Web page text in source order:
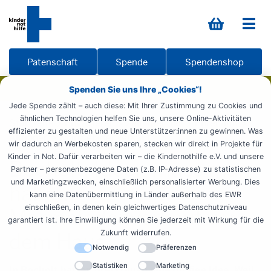
Spenden Sie uns Ihre „Cookies“!
Jede Spende zählt – auch diese: Mit Ihrer Zustimmung zu Cookies und
ähnlichen Technologien helfen Sie uns, unsere Online-Aktivitäten
effizienter zu gestalten und neue Unterstützer:innen zu gewinnen. Was
wir dadurch an Werbekosten sparen, stecken wir direkt in Projekte für
Kinder in Not. Dafür verarbeiten wir – die Kindernothilfe e.V. und unsere
Partner – personenbezogene Daten (z.B. IP-Adresse) zu statistischen
und Marketingzwecken, einschließlich personalisierter Werbung. Dies
kann eine Datenübermittlung in Länder außerhalb des EWR
einschließen, in denen kein gleichwertiges Datenschutzniveau
garantiert ist. Ihre Einwilligung können Sie jederzeit mit Wirkung für die
Zukunft widerrufen.
Notwendig Präferenzen
Statistiken Marketing
Patenschaft Spende Spendenshop
Startseite Engagieren Zeit spenden
Ehrenamt
Aktionen
Marmeladenverkauf
Bocholt: Ideen muss man
haben –
Marmeladenverkauf vor
dem Haus